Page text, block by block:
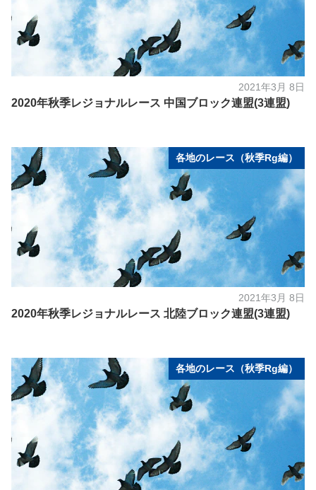
2021年3月 8日
2020年秋季レジョナルレース 中国ブロック連盟(3連盟)
各地のレース（秋季Rg編）
2021年3月 8日
2020年秋季レジョナルレース 北陸ブロック連盟(3連盟)
各地のレース（秋季Rg編）